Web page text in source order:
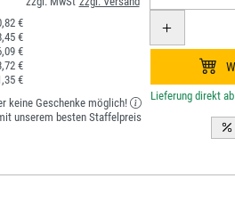
€
€
€
€
€
keine Geschenke möglich!
unserem besten Staffelpreis